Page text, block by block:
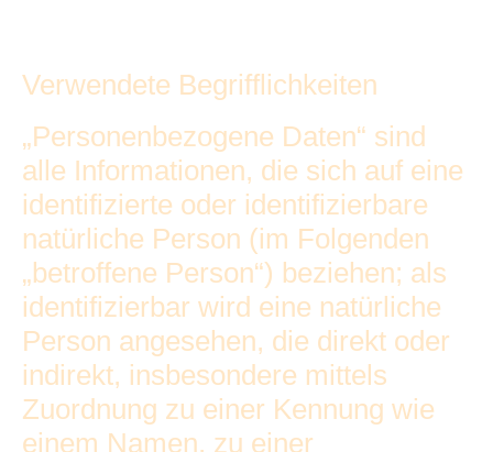
Verwendete Begrifflichkeiten
„Personenbezogene Daten“ sind
alle Informationen, die sich auf eine
identifizierte oder identifizierbare
natürliche Person (im Folgenden
„betroffene Person“) beziehen; als
identifizierbar wird eine natürliche
Person angesehen, die direkt oder
indirekt, insbesondere mittels
Zuordnung zu einer Kennung wie
einem Namen, zu einer